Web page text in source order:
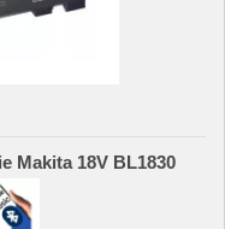
Makita 18V BL1830